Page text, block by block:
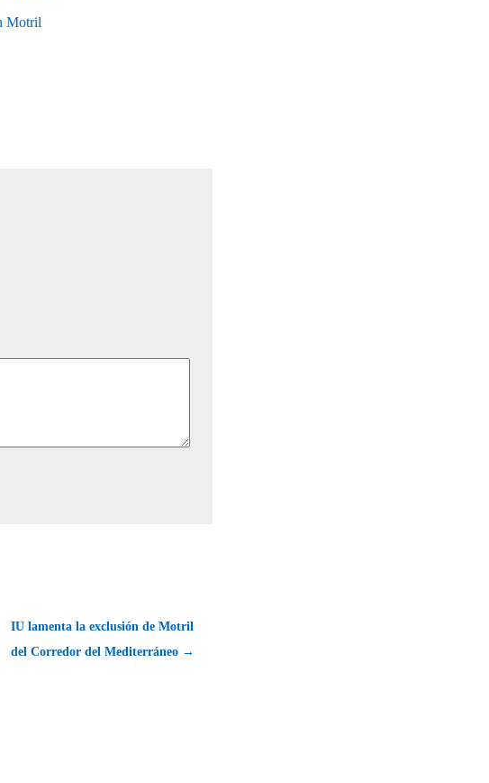
Motril
IU lamenta la exclusión de Motril
del Corredor del Mediterráneo →